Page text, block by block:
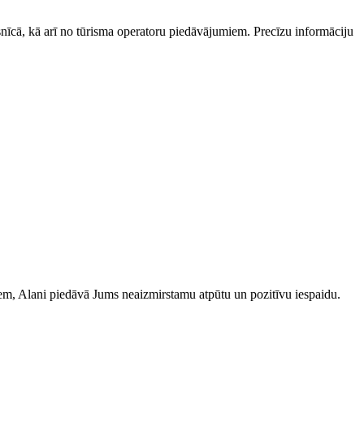
kā arī no tūrisma operatoru piedāvājumiem. Precīzu informāciju
Alani piedāvā Jums neaizmirstamu atpūtu un pozitīvu iespaidu.